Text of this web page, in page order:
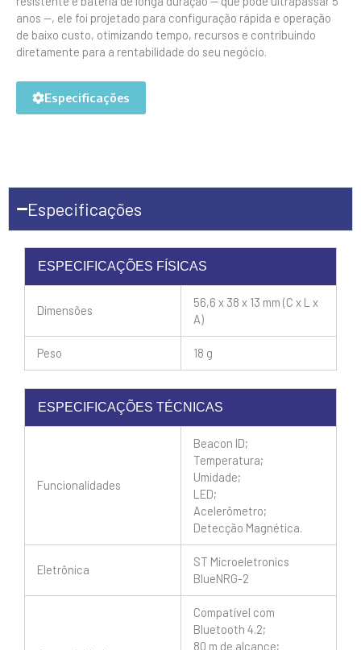
anos —, ele foi projetado para configuração rápida e operação
de baixo custo, otimizando tempo, recursos e contribuindo
diretamente para a rentabilidade do seu negócio.
Especificações
Especificações
ESPECIFICAÇÕES FÍSICAS
Dimensões
56,6 x 38 x 13 mm (C x L x
A)
Peso 18 g
ESPECIFICAÇÕES TÉCNICAS
Funcionalidades
Beacon ID;
Temperatura;
Umidade;
LED;
Acelerômetro;
Detecção Magnética.
Eletrônica
ST Microeletronics
BlueNRG-2
Compatível com
Bluetooth 4.2;
80 m de alcance;